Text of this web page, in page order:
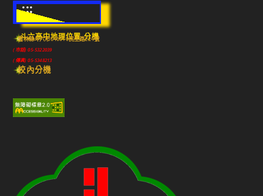
:::
斗六高中地理位置-分機
雲林縣斗六市640010民生路224號
(市話) 05-5322039
(傳真) 05-5348213
校內分機